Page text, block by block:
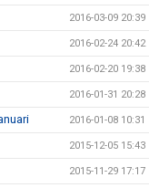
2016-03-09 20:39
2016-02-24 20:42
2016-02-20 19:38
2016-01-31 20:28
2016-01-08 10:31
2015-12-05 15:43
2015-11-29 17:17